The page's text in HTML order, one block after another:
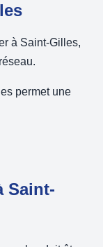
à Saint-Gilles,
permet une
Saint-